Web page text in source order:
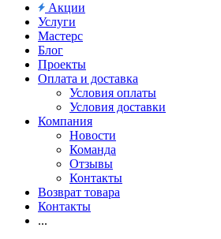
Акции
Услуги
Мастерс
Блог
Проекты
Оплата и доставка
Условия оплаты
Условия доставки
Компания
Новости
Команда
Отзывы
Контакты
Возврат товара
Контакты
...